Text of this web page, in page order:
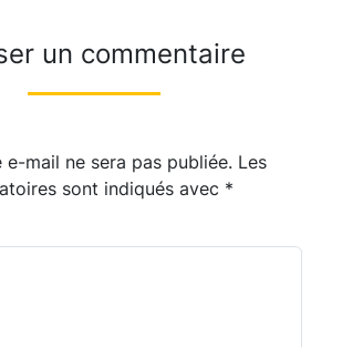
un commentaire
e-mail ne sera pas publiée. Les
sont indiqués avec *